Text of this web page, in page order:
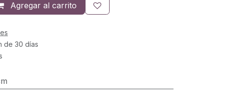
Agregar al carrito
de 30 días